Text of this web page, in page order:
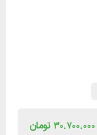
تومان۳۰.۷۰۰.۰۰۰